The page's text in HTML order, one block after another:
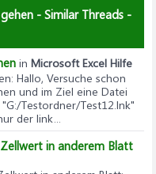
- Similar Threads -
in Microsoft Excel Hilfe
: Hallo, Versuche schon
und im Ziel eine Datei
Testordner/Test12.lnk"
der link...
in anderem Blatt